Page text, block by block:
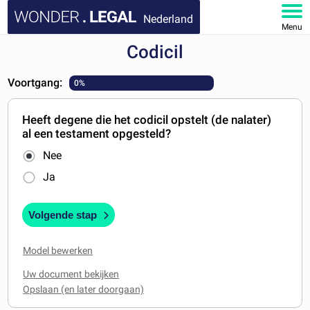
Nederland
Menu
DOCUMENTEN
FAQ
MIJN ACCOUNT
Codicil
Voortgang: 0%
Heeft degene die het codicil opstelt (de nalater)
al een testament opgesteld?
Nee
Ja
Volgende stap
Model bewerken
Uw document bekijken